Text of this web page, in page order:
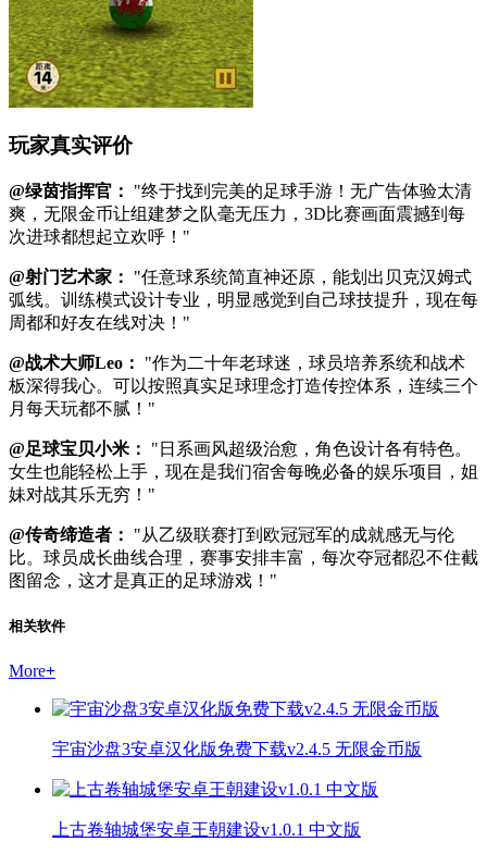
玩家真实评价
@绿茵指挥官：
"终于找到完美的足球手游！无广告体验太清
爽，无限金币让组建梦之队毫无压力，3D比赛画面震撼到每
次进球都想起立欢呼！"
@射门艺术家：
"任意球系统简直神还原，能划出贝克汉姆式
弧线。训练模式设计专业，明显感觉到自己球技提升，现在每
周都和好友在线对决！"
@战术大师Leo：
"作为二十年老球迷，球员培养系统和战术
板深得我心。可以按照真实足球理念打造传控体系，连续三个
月每天玩都不腻！"
@足球宝贝小米：
"日系画风超级治愈，角色设计各有特色。
女生也能轻松上手，现在是我们宿舍每晚必备的娱乐项目，姐
妹对战其乐无穷！"
@传奇缔造者：
"从乙级联赛打到欧冠冠军的成就感无与伦
比。球员成长曲线合理，赛事安排丰富，每次夺冠都忍不住截
图留念，这才是真正的足球游戏！"
相关软件
More+
宇宙沙盘3安卓汉化版免费下载v2.4.5 无限金币版
上古卷轴城堡安卓王朝建设v1.0.1 中文版